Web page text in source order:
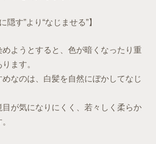
隠す”より“なじませる”】
ようとすると、色が暗くなったり重
ます。
なのは、白髪を自然にぼかしてなじ
が気になりにくく、若々しく柔らか